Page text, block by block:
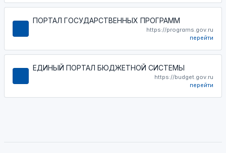
ПОРТАЛ ГОСУДАРСТВЕННЫХ ПРОГРАММ
https://programs.gov.ru
перейти
ЕДИНЫЙ ПОРТАЛ БЮДЖЕТНОЙ СИСТЕМЫ
https://budget.gov.ru
перейти